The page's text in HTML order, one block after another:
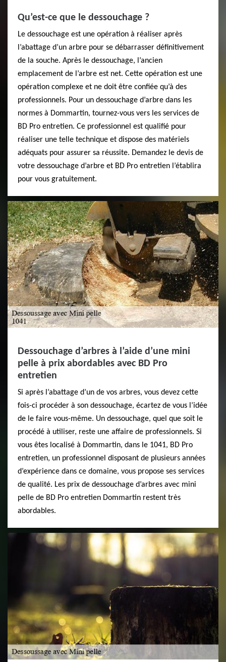
Qu’est-ce que le dessouchage ?
Le dessouchage est une opération à réaliser après
l’abattage d’un arbre pour se débarrasser définitivement
de la souche. Après le dessouchage, l’ancien
emplacement de l’arbre est net. Cette opération est une
opération complexe et ne doit être confiée qu’à des
professionnels. Pour un dessouchage d’arbre dans les
normes à Dommartin, tournez-vous vers les services de
BD Pro entretien. Ce professionnel est qualifié pour
réaliser une telle technique et dispose des matériels
adéquats pour assurer sa réussite. Demandez le devis de
votre dessouchage d’arbre et BD Pro entretien l’établira
pour vous gratuitement.
Dessouchage d’arbres à l’aide d’une mini
pelle à prix abordables avec BD Pro
entretien
Si après l’abattage d’un de vos arbres, vous devez cette
fois-ci procéder à son dessouchage, écartez de vous l’idée
de le faire vous-même. Un dessouchage, quel que soit le
procédé à utiliser, reste une affaire de professionnels. Si
vous êtes localisé à Dommartin, dans le 1041, BD Pro
entretien, un professionnel disposant de plusieurs années
d’expérience dans ce domaine, vous propose ses services
de qualité. Les prix de dessouchage d’arbres avec mini
pelle de BD Pro entretien Dommartin restent très
abordables.